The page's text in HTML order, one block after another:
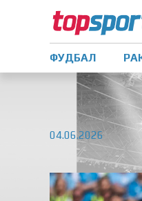
ФУДБАЛ
04.06.2026